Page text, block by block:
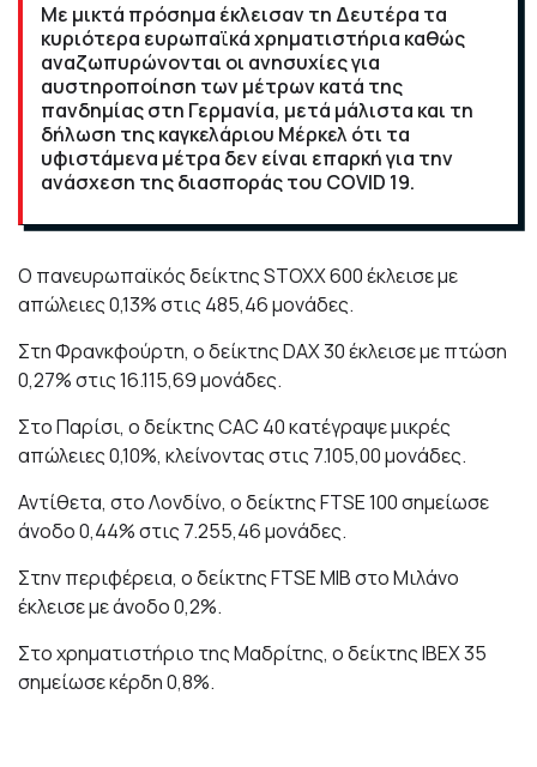
Με μικτά πρόσημα έκλεισαν τη Δευτέρα τα
κυριότερα ευρωπαϊκά χρηματιστήρια καθώς
αναζωπυρώνονται οι ανησυχίες για
αυστηροποίηση των μέτρων κατά της
πανδημίας στη Γερμανία, μετά μάλιστα και τη
δήλωση της καγκελάριου Μέρκελ ότι τα
υφιστάμενα μέτρα δεν είναι επαρκή για την
ανάσχεση της διασποράς του COVID 19.
O πανευρωπαϊκός δείκτης STOXX 600 έκλεισε με
απώλειες 0,13% στις 485,46 μονάδες.
Στη Φρανκφούρτη, ο δείκτης DAX 30 έκλεισε με πτώση
0,27% στις 16.115,69 μονάδες.
Στο Παρίσι, ο δείκτης CAC 40 κατέγραψε μικρές
απώλειες 0,10%, κλείνοντας στις 7.105,00 μονάδες.
Αντίθετα, στο Λονδίνο, ο δείκτης FTSE 100 σημείωσε
άνοδο 0,44% στις 7.255,46 μονάδες.
Στην περιφέρεια, ο δείκτης FTSE MIB στο Μιλάνο
έκλεισε με άνοδο 0,2%.
Στο χρηματιστήριο της Μαδρίτης, ο δείκτης IBEX 35
σημείωσε κέρδη 0,8%.